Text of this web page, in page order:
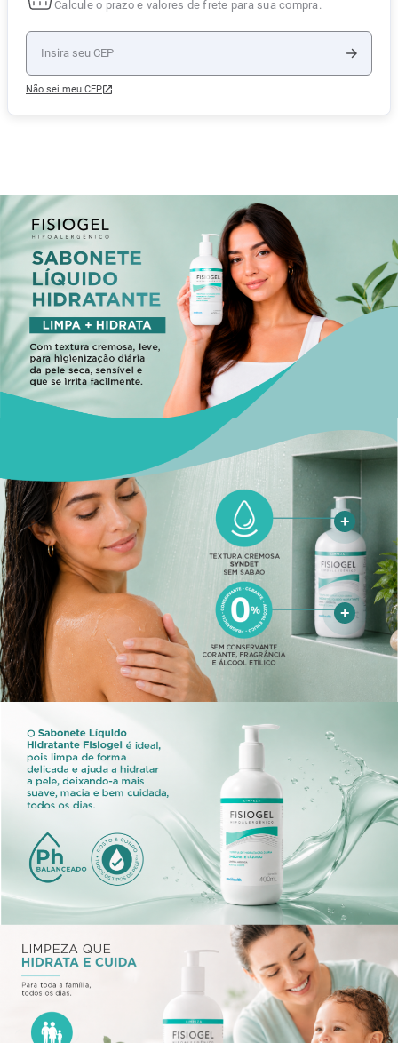
Calcule o prazo e valores de frete para sua compra.
Não sei meu CEP